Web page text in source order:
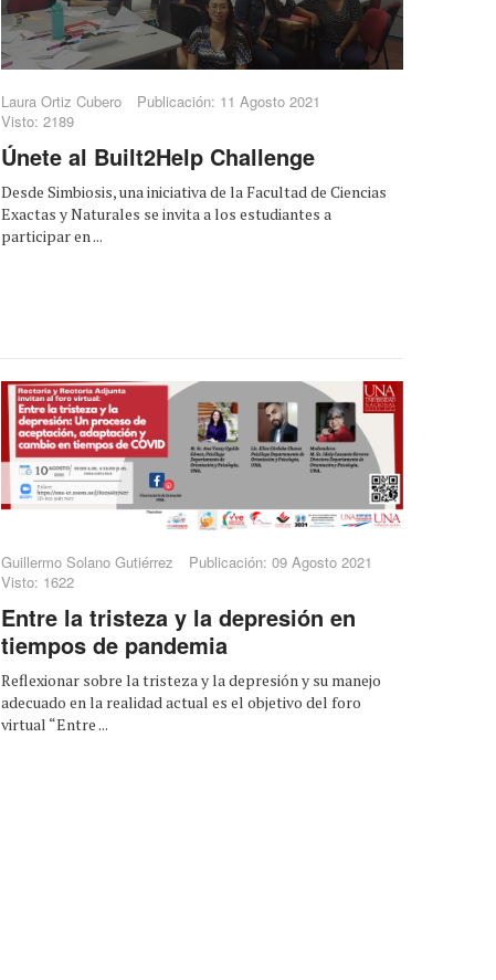
Laura Ortiz Cubero
Publicación: 11 Agosto 2021
Visto: 2189
Únete al Built2Help Challenge
Desde Simbiosis, una iniciativa de la Facultad de Ciencias
Exactas y Naturales se invita a los estudiantes a
participar en ...
Guillermo Solano Gutiérrez
Publicación: 09 Agosto 2021
Visto: 1622
Entre la tristeza y la depresión en
tiempos de pandemia
Reflexionar sobre la tristeza y la depresión y su manejo
adecuado en la realidad actual es el objetivo del foro
virtual “Entre ...